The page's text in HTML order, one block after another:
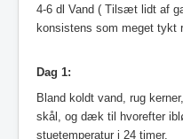
4-6 dl Vand ( Tilsæt lidt af
konsistens som meget tykt
Dag 1:
Bland koldt vand, rug
skål, og dæk til hvorefter
stuetemperatur i 24 timer.